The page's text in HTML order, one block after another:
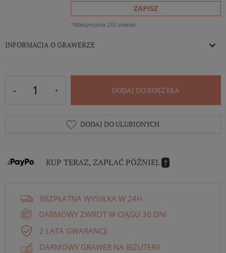
ZAPISZ
*Maksymalnie 255 znaków.
INFORMACJA O GRAWERZE
DODAJ DO KOSZYKA
DODAJ DO ULUBIONYCH
KUP TERAZ, ZAPŁAĆ PÓŹNIEJ. ?
BEZPŁATNA WYSYŁKA W 24H
DARMOWY ZWROT W CIĄGU 30 DNI
2 LATA GWARANCJI
DARMOWY GRAWER NA BIŻUTERII